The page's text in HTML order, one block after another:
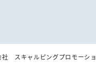
社 スキャルピングプロモーショ